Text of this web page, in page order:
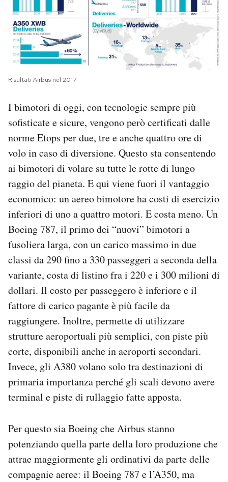
Risultati Airbus nel 2017
I bimotori di oggi, con tecnologie sempre più
sofisticate e sicure, vengono però certificati dalle
norme Etops per due, tre e anche quattro ore di
volo in caso di diversione. Questo sta consentendo
ai bimotori di volare su tutte le rotte di lungo
raggio del pianeta. E qui viene fuori il vantaggio
economico: un aereo bimotore ha costi di esercizio
inferiori di uno a quattro motori. E costa meno. Un
Boeing 787, il primo dei “nuovi” bimotori a
fusoliera larga, con un carico massimo in due
classi da 290 fino a 330 passeggeri a seconda della
variante, costa di listino fra i 220 e i 300 milioni di
dollari. Il costo per passeggero è inferiore e il
fattore di carico pagante è più facile da
raggiungere. Inoltre, permette di utilizzare
strutture aeroportuali più semplici, con piste più
corte, disponibili anche in aeroporti secondari.
Invece, gli A380 volano solo tra destinazioni di
primaria importanza perché gli scali devono avere
terminal e piste di rullaggio fatte apposta.
Per questo sia Boeing che Airbus stanno
potenziando quella parte della loro produzione che
attrae maggiormente gli ordinativi da parte delle
compagnie aeree: il Boeing 787 e l’A350, ma